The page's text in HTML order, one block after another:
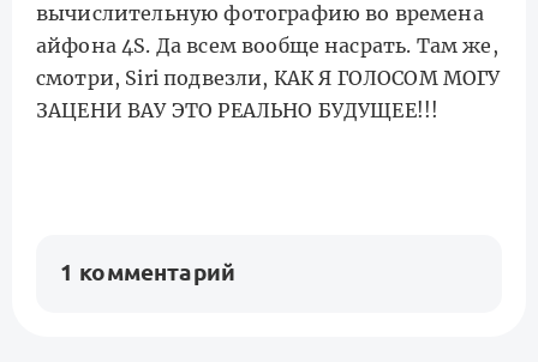
вычислительную фотографию во времена
айфона 4S. Да всем вообще насрать. Там же,
смотри, Siri подвезли, КАК Я ГОЛОСОМ МОГУ
ЗАЦЕНИ ВАУ ЭТО РЕАЛЬНО БУДУЩЕЕ!!!
1 комментарий